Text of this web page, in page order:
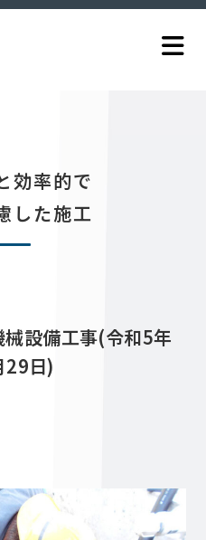
効率的で
した施工
設備工事(令和5年
29日)